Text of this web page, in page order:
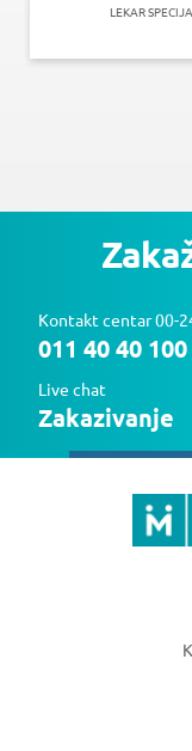
LEKAR
Kontakt centar 00-
011 40 40 100
Live chat
Zakazivanje